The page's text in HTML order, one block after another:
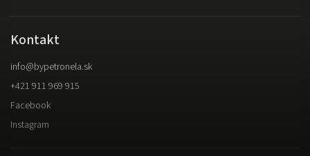
Kontakt
info@bypetronela.sk
+421 911 969 915
Facebook
Instagram